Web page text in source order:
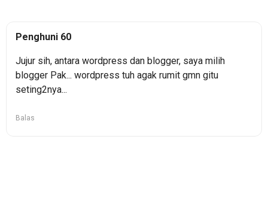
Penghuni 60
Jujur sih, antara wordpress dan blogger, saya milih
blogger Pak... wordpress tuh agak rumit gmn gitu
seting2nya...
Balas